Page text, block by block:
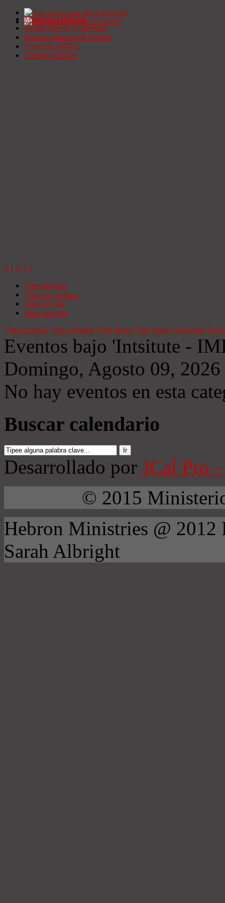
Inicio Español
Inicio Inglés
Ministerios Hebrón
Iglesia Hebrón Guatemala
Instituto Ministerial Hebrón
Concurso Bíblico
Colegio Hebrón
0 1 2 3 4
Vista por mes
Vista por semana
Vista por día
Vista por lista
Vista mensual Vista semanal Vista diaria Vista plana Categorías
Eventos bajo 'Intsitute -
Domingo, Agosto 09, 2026
No hay eventos en esta
Buscar calendario
Desarrollado por JCal Pro
© 2015
Hebron Ministries @ 2012
Sarah Albright